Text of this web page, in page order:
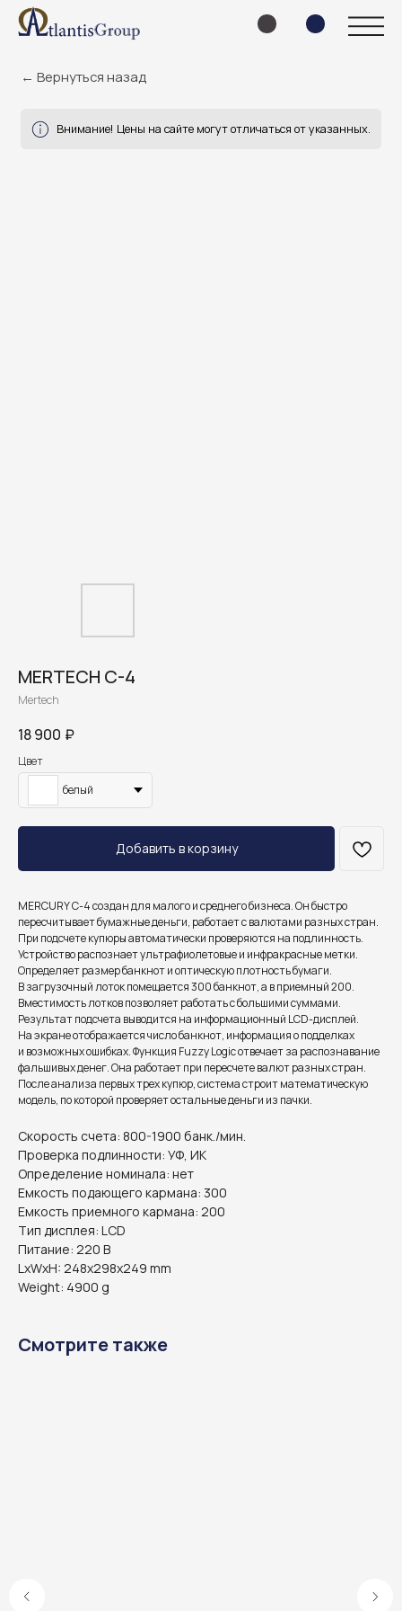
MERTECH С-4
Mertech
18 900 ₽
Цвет
белый
Добавить в корзину
MERCURY С-4 создан для малого и среднего бизнеса. Он быстро
пересчитывает бумажные деньги, работает с валютами разных стран.
При подсчете купюры автоматически проверяются на подлинность.
Устройство распознает ультрафиолетовые и инфракрасные метки.
Определяет размер банкнот и оптическую плотность бумаги.
В загрузочный лоток помещается 300 банкнот, а в приемный 200.
Вместимость лотков позволяет работать с большими суммами.
Результат подсчета выводится на информационный LCD-дисплей.
На экране отображается число банкнот, информация о подделках
и возможных ошибках. Функция Fuzzy Logic отвечает за распознавание
фальшивых денег. Она работает при пересчете валют разных стран.
После анализа первых трех купюр, система строит математическую
модель, по которой проверяет остальные деньги из пачки.
Скорость счета: 800-1900 банк./мин.
Проверка подлинности: УФ, ИК
Определение номинала: нет
Емкость подающего кармана: 300
Емкость приемного кармана: 200
Тип дисплея: LCD
Питание: 220 В
LxWxH: 248x298x249 mm
Weight: 4900 g
Смотрите также